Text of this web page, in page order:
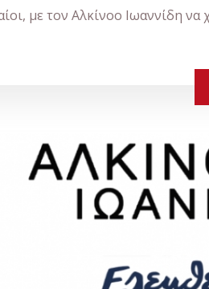
με τον Αλκίνοο Ιωαννίδη να